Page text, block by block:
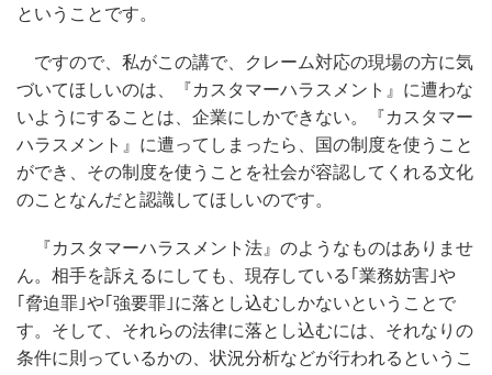
ということです。
ですので、私がこの講で、クレーム対応の現場の方に気
づいてほしいのは、『カスタマーハラスメント』に遭わな
いようにすることは、企業にしかできない。『カスタマー
ハラスメント』に遭ってしまったら、国の制度を使うこと
ができ、その制度を使うことを社会が容認してくれる文化
のことなんだと認識してほしいのです。
『カスタマーハラスメント法』のようなものはありませ
ん。相手を訴えるにしても、現存している｢業務妨害｣や
｢脅迫罪｣や｢強要罪｣に落とし込むしかないということで
す。そして、それらの法律に落とし込むには、それなりの
条件に則っているかの、状況分析などが行われるというこ